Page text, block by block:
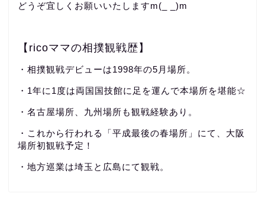
どうぞ宜しくお願いいたしますm(_ _)m
【ricoママの相撲観戦歴】
・相撲観戦デビューは1998年の5月場所。
・1年に1度は両国国技館に足を運んで本場所を堪能☆
・名古屋場所、九州場所も観戦経験あり。
・これから行われる「平成最後の春場所」にて、大阪
場所初観戦予定！
・地方巡業は埼玉と広島にて観戦。